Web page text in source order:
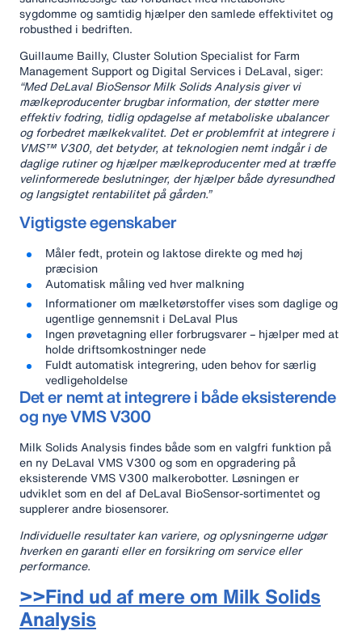
sygdomme og samtidig hjælper den samlede effektivitet og
robusthed i bedriften.
Guillaume Bailly, Cluster Solution Specialist for Farm
Management Support og Digital Services i DeLaval, siger:
“Med DeLaval BioSensor Milk Solids Analysis giver vi
mælkeproducenter brugbar information, der støtter mere
effektiv fodring, tidlig opdagelse af metaboliske ubalancer
og forbedret mælkekvalitet. Det er problemfrit at integrere i
VMS™ V300, det betyder, at teknologien nemt indgår i de
daglige rutiner og hjælper mælkeproducenter med at træffe
velinformerede beslutninger, der hjælper både dyresundhed
og langsigtet rentabilitet på gården.”
Vigtigste egenskaber
Måler fedt, protein og laktose direkte og med høj
præcision
Automatisk måling ved hver malkning
Informationer om mælketørstoffer vises som daglige og
ugentlige gennemsnit i DeLaval Plus
Ingen prøvetagning eller forbrugsvarer – hjælper med at
holde driftsomkostninger nede
Fuldt automatisk integrering, uden behov for særlig
vedligeholdelse
Det er nemt at integrere i både eksisterende
og nye VMS V300
Milk Solids Analysis findes både som en valgfri funktion på
en ny DeLaval VMS V300 og som en opgradering på
eksisterende VMS V300 malkerobotter. Løsningen er
udviklet som en del af DeLaval BioSensor-sortimentet og
supplerer andre biosensorer.
Individuelle resultater kan variere, og oplysningerne udgør
hverken en garanti eller en forsikring om service eller
performance.
>>Find ud af mere om Milk Solids
Analysis